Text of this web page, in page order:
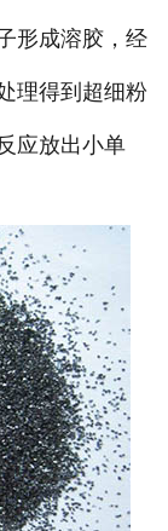
形成溶胶，经
理得到超细粉
应放出小单